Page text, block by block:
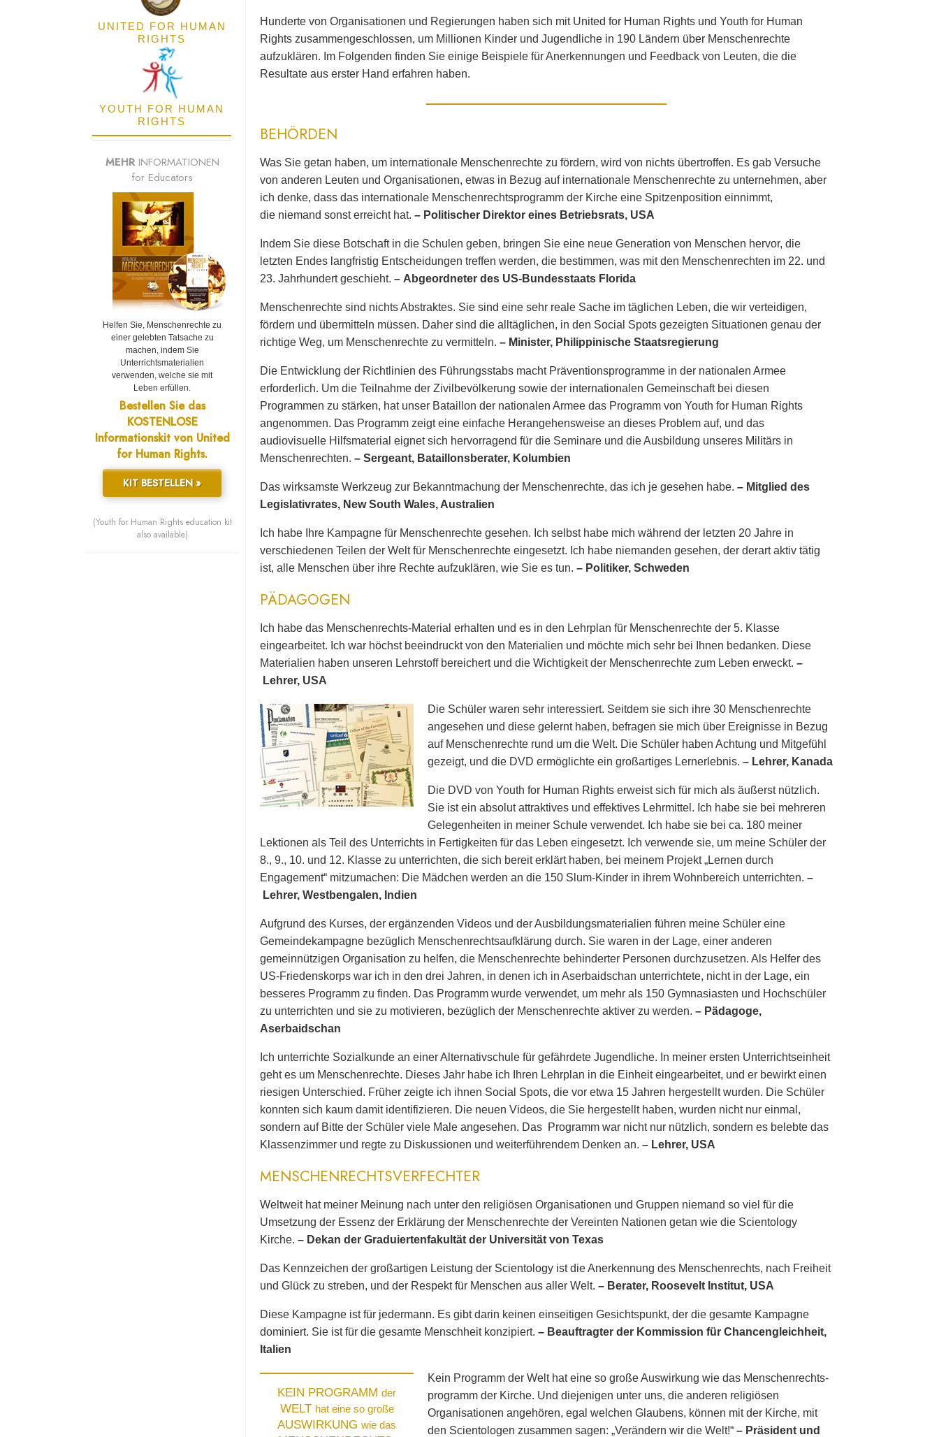
Hunderte von Organisationen und Regierungen haben sich mit United for Human Rights und Youth for Human
Rights zusammengeschlossen, um Millionen Kinder und Jugendliche in 190 Ländern über Menschenrechte
aufzuklären. Im Folgenden finden Sie einige Beispiele für Anerkennungen und Feedback von Leuten, die die
Resultate aus erster Hand erfahren haben.
BEHÖRDEN
Was Sie getan haben, um internationale Menschenrechte zu fördern, wird von nichts übertroffen. Es gab Versuche
von anderen Leuten und Organisationen, etwas in Bezug auf internationale Menschenrechte zu unternehmen, aber
ich denke, dass das internationale Menschenrechtsprogramm der Kirche eine Spitzenposition einnimmt,
die niemand sonst erreicht hat. – Politischer Direktor eines Betriebsrats, USA
Indem Sie diese Botschaft in die Schulen geben, bringen Sie eine neue Generation von Menschen hervor, die
letzten Endes langfristig Entscheidungen treffen werden, die bestimmen, was mit den Menschenrechten im 22. und
23. Jahrhundert geschieht. – Abgeordneter des US-Bundesstaats Florida
Menschenrechte sind nichts Abstraktes. Sie sind eine sehr reale Sache im täglichen Leben, die wir verteidigen,
fördern und übermitteln müssen. Daher sind die alltäglichen, in den Social Spots gezeigten Situationen genau der
richtige Weg, um Menschenrechte zu vermitteln. – Minister, Philippinische Staatsregierung
Die Entwicklung der Richtlinien des Führungsstabs macht Präventionsprogramme in der nationalen Armee
erforderlich. Um die Teilnahme der Zivilbevölkerung sowie der internationalen Gemeinschaft bei diesen
Programmen zu stärken, hat unser Bataillon der nationalen Armee das Programm von Youth for Human Rights
angenommen. Das Programm zeigt eine einfache Herangehensweise an dieses Problem auf, und das
audiovisuelle Hilfsmaterial eignet sich hervorragend für die Seminare und die Ausbildung unseres Militärs in
Menschenrechten. – Sergeant, Bataillonsberater, Kolumbien
Das wirksamste Werkzeug zur Bekanntmachung der Menschenrechte, das ich je gesehen habe. – Mitglied des
Legislativrates, New South Wales, Australien
Ich habe Ihre Kampagne für Menschenrechte gesehen. Ich selbst habe mich während der letzten 20 Jahre in
verschiedenen Teilen der Welt für Menschenrechte eingesetzt. Ich habe niemanden gesehen, der derart aktiv tätig
ist, alle Menschen über ihre Rechte aufzuklären, wie Sie es tun. – Politiker, Schweden
PÄDAGOGEN
Ich habe das Menschenrechts-Material erhalten und es in den Lehrplan für Menschenrechte der 5. Klasse
eingearbeitet. Ich war höchst beeindruckt von den Materialien und möchte mich sehr bei Ihnen bedanken. Diese
Materialien haben unseren Lehrstoff bereichert und die Wichtigkeit der Menschenrechte zum Leben erweckt. –
Lehrer, USA
Die Schüler waren sehr interessiert. Seitdem sie sich ihre 30 Menschenrechte
angesehen und diese gelernt haben, befragen sie mich über Ereignisse in Bezug
auf Menschenrechte rund um die Welt. Die Schüler haben Achtung und Mitgefühl
gezeigt, und die DVD ermöglichte ein großartiges Lernerlebnis. – Lehrer, Kanada
Die DVD von Youth for Human Rights erweist sich für mich als äußerst nützlich.
Sie ist ein absolut attraktives und effektives Lehrmittel. Ich habe sie bei mehreren
Gelegenheiten in meiner Schule verwendet. Ich habe sie bei ca. 180 meiner
Lektionen als Teil des Unterrichts in Fertigkeiten für das Leben eingesetzt. Ich verwende sie, um meine Schüler der
8., 9., 10. und 12. Klasse zu unterrichten, die sich bereit erklärt haben, bei meinem Projekt „Lernen durch
Engagement“ mitzumachen: Die Mädchen werden an die 150 Slum-Kinder in ihrem Wohnbereich unterrichten. –
Lehrer, Westbengalen, Indien
Aufgrund des Kurses, der ergänzenden Videos und der Ausbildungsmaterialien führen meine Schüler eine
Gemeindekampagne bezüglich Menschenrechts­aufklärung durch. Sie waren in der Lage, einer anderen
gemeinnützigen Organisation zu helfen, die Menschenrechte behinderter Personen durchzusetzen. Als Helfer des
US-Friedenskorps war ich in den drei Jahren, in denen ich in Aserbaidschan unterrichtete, nicht in der Lage, ein
besseres Programm zu finden. Das Programm wurde verwendet, um mehr als 150 Gymnasiasten und Hochschüler
zu unterrichten und sie zu motivieren, bezüglich der Menschenrechte aktiver zu werden. – Pädagoge,
Aserbaidschan
Ich unterrichte Sozialkunde an einer Alternativschule für gefährdete Jugendliche. In meiner ersten Unterrichtseinheit
geht es um Menschenrechte. Dieses Jahr habe ich Ihren Lehrplan in die Einheit eingearbeitet, und er bewirkt einen
riesigen Unterschied. Früher zeigte ich ihnen Social Spots, die vor etwa 15 Jahren hergestellt wurden. Die Schüler
konnten sich kaum damit identifizieren. Die neuen Videos, die Sie hergestellt haben, wurden nicht nur einmal,
sondern auf Bitte der Schüler viele Male angesehen. Das Programm war nicht nur nützlich, sondern es belebte das
Klassenzimmer und regte zu Diskussionen und weiterführendem Denken an. – Lehrer, USA
MENSCHENRECHTSVERFECHTER
Weltweit hat meiner Meinung nach unter den religiösen Organisationen und Gruppen niemand so viel für die
Umsetzung der Essenz der Erklärung der Menschenrechte der Vereinten Nationen getan wie die Scientology
Kirche. – Dekan der Graduiertenfakultät der Universität von Texas
Das Kennzeichen der großartigen Leistung der Scientology ist die Anerkennung des Menschenrechts, nach Freiheit
und Glück zu streben, und der Respekt für Menschen aus aller Welt. – Berater, Roosevelt Institut, USA
Diese Kampagne ist für jedermann. Es gibt darin keinen einseitigen Gesichtspunkt, der die gesamte Kampagne
dominiert. Sie ist für die gesamte Menschheit konzipiert. – Beauftragter der Kommission für Chancengleichheit,
Italien
KEIN PROGRAMM der
WELT hat eine so große
AUSWIRKUNG wie das
Kein Programm der Welt hat eine so große Auswirkung wie das Menschenrechts­
programm der Kirche. Und diejenigen unter uns, die anderen religiösen
Organisationen angehören, egal welchen Glaubens, können mit der Kirche, mit
den Scientologen zusammen sagen: „Verändern wir die Welt!“ – Präsident und
UNITED FOR HUMAN
RIGHTS
YOUTH FOR HUMAN
RIGHTS
MEHR INFORMATIONEN
for Educators
Helfen Sie, Menschenrechte zu
einer gelebten Tatsache zu
machen, indem Sie
Unterrichtsmaterialien
verwenden, welche sie mit
Leben erfüllen.
Bestellen Sie das
KOSTENLOSE
Informationskit von United
for Human Rights.
KIT BESTELLEN »
(Youth for Human Rights education kit
also available)